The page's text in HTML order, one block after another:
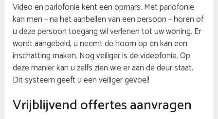
Video en parlofonie kent een opmars. Met parlofonie
kan men – na het aanbellen van een persoon – horen of
u deze persoon toegang wil verlenen tot uw woning. Er
wordt aangebeld, u neemt de hoorn op en kan een
inschatting maken. Nog veiliger is de videofonie. Op
deze manier kan u zelfs zien wie er aan de deur staat.
Dit systeem geeft u een veiliger gevoel!
Vrijblijvend offertes aanvragen